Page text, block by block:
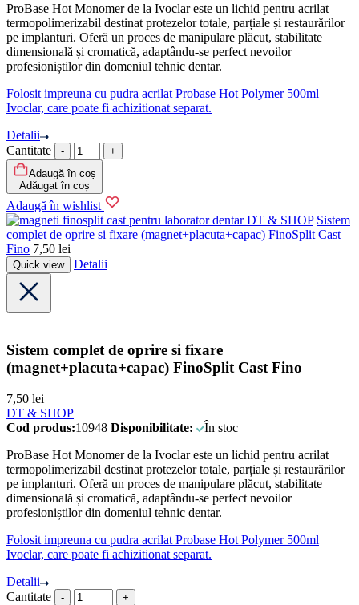
ProBase Hot Monomer de la Ivoclar este un lichid pentru acrilat
termopolimerizabil destinat protezelor totale, parțiale și restaurărilor
pe implanturi. Oferă un proces de manipulare plăcut, stabilitate
dimensională și cromatică, adaptându-se perfect nevoilor
profesioniștilor din domeniul tehnic dentar.
Folosit impreuna cu pudra acrilat Probase Hot Polymer 500ml
Ivoclar, care poate fi achizitionat separat.
Detalii
Cantitate
Adaugă în coș
Adăugat în coș
Adaugă în wishlist
DT & SHOP Sistem
complet de oprire si fixare (magnet+placuta+capac) FinoSplit Cast
Fino 7,50 lei
Quick view Detalii
Sistem complet de oprire si fixare
(magnet+placuta+capac) FinoSplit Cast Fino
7,50 lei
DT & SHOP
Cod produs:10948 Disponibilitate:
În stoc
ProBase Hot Monomer de la Ivoclar este un lichid pentru acrilat
termopolimerizabil destinat protezelor totale, parțiale și restaurărilor
pe implanturi. Oferă un proces de manipulare plăcut, stabilitate
dimensională și cromatică, adaptându-se perfect nevoilor
profesioniștilor din domeniul tehnic dentar.
Folosit impreuna cu pudra acrilat Probase Hot Polymer 500ml
Ivoclar, care poate fi achizitionat separat.
Detalii
Cantitate